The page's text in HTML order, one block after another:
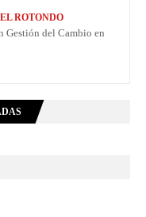
ROTONDO
Gestión del Cambio en